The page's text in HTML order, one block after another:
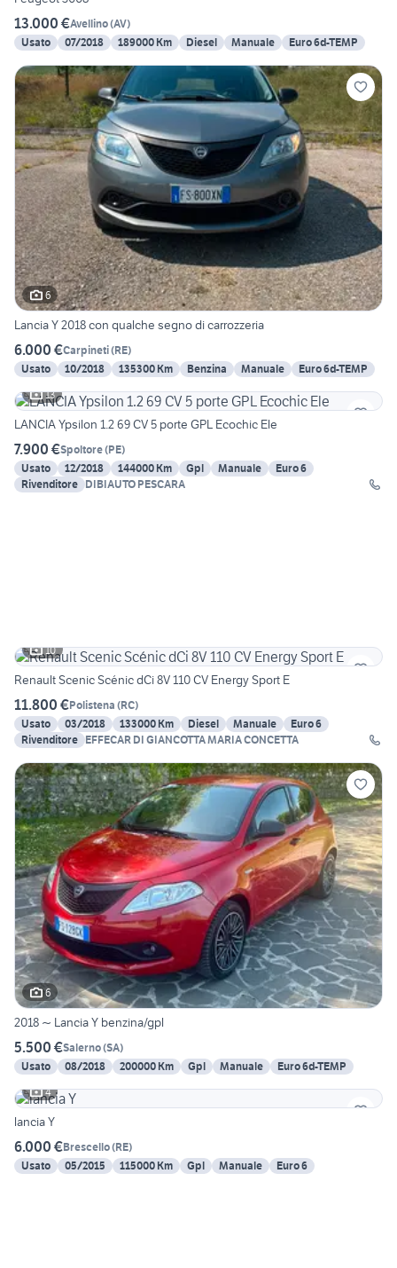
13.000 €Avellino(AV)
Usato
07/2018 189000 Km Diesel Manuale Euro 6d-TEMP
6
Lancia Y 2018 con qualche segno di carrozzeria
6.000 €Carpineti(RE)
Usato
10/2018 135300 Km Benzina Manuale
Euro 6d-TEMP
13
LANCIA Ypsilon 1.2 69 CV 5 porte GPL Ecochic Ele
7.900 €Spoltore(PE)
Usato
12/2018 144000 Km Gpl Manuale
Euro 6
Rivenditore DIBIAUTO PESCARA
10
Renault Scenic Scénic dCi 8V 110 CV Energy Sport E
11.800 €Polistena (RC)
Usato
03/2018 133000 Km Diesel Manuale
Euro 6
Rivenditore EFFECAR DI GIANCOTTA MARIA CONCETTA
6
2018 ~ Lancia Y benzina/gpl
5.500 €Salerno(SA)
Usato
08/2018 200000 Km Gpl Manuale
Euro 6d-TEMP
4
lancia Y
6.000 €Brescello(RE)
Usato
05/2015 115000 Km Gpl Manuale Euro 6